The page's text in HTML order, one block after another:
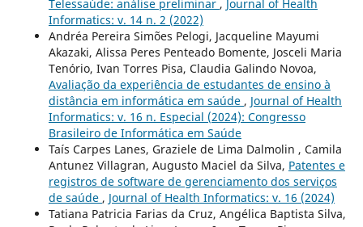
Telessaúde: análise preliminar , Journal of Health
Informatics: v. 14 n. 2 (2022)
Andréa Pereira Simões Pelogi, Jacqueline Mayumi
Akazaki, Alissa Peres Penteado Bomente, Josceli Maria
Tenório, Ivan Torres Pisa, Claudia Galindo Novoa,
Avaliação da experiência de estudantes de ensino à
distância em informática em saúde , Journal of Health
Informatics: v. 16 n. Especial (2024): Congresso
Brasileiro de Informática em Saúde
Taís Carpes Lanes, Graziele de Lima Dalmolin , Camila
Antunez Villagran, Augusto Maciel da Silva, Patentes e
registros de software de gerenciamento dos serviços
de saúde , Journal of Health Informatics: v. 16 (2024)
Tatiana Patricia Farias da Cruz, Angélica Baptista Silva,